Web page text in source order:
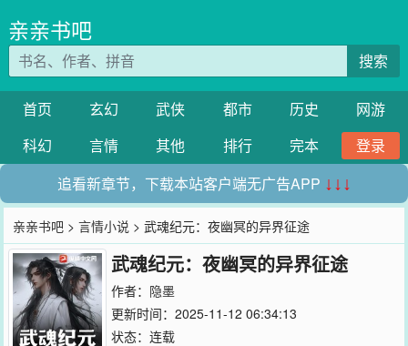
亲亲书吧
搜索
首页 玄幻 武侠 都市 历史
网游
科幻
言情 其他 排行 完本
登录
追看新章节，下载本站客户端无广告APP ↓↓↓
亲亲书吧 >言情小说 > 武魂纪元：夜幽冥的异界征途
武魂纪元：夜幽冥的异界征途
作者： 隐墨
更新时间：2025-11-12 06:34:13
状态：连载